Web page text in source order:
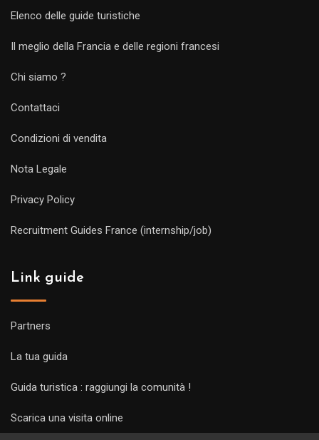
Elenco delle guide turistiche
Il meglio della Francia e delle regioni francesi
Chi siamo ?
Contattaci
Condizioni di vendita
Nota Legale
Privacy Policy
Recruitment Guides France (internship/job)
Link guide
Partners
La tua guida
Guida turistica : raggiungi la comunità !
Scarica una visita online